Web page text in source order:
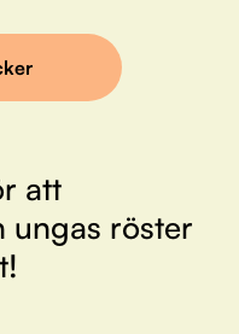
att
ungas röster